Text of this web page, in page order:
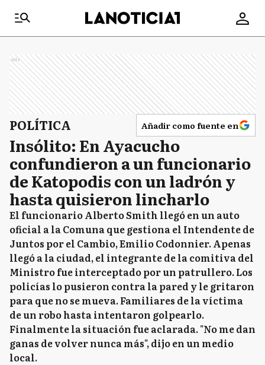
Ads
POLÍTICA Añadir como fuente en
Insólito: En Ayacucho
confundieron a un funcionario
de Katopodis con un ladrón y
hasta quisieron lincharlo
El funcionario Alberto Smith llegó en un auto
oficial a la Comuna que gestiona el Intendente de
Juntos por el Cambio, Emilio Codonnier. Apenas
llegó a la ciudad, el integrante de la comitiva del
Ministro fue interceptado por un patrullero. Los
policías lo pusieron contra la pared y le gritaron
para que no se mueva. Familiares de la víctima
de un robo hasta intentaron golpearlo.
Finalmente la situación fue aclarada. "No me dan
ganas de volver nunca más", dijo en un medio
local.